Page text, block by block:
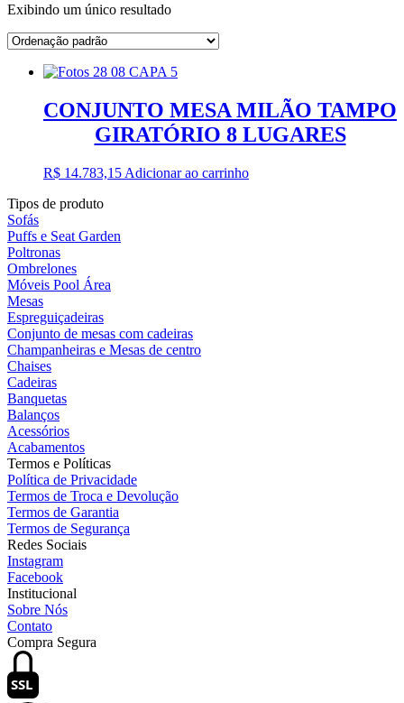
Exibindo um único resultado
CONJUNTO MESA MILÃO TAMPO
GIRATÓRIO 8 LUGARES
R$ 14.783,15 Adicionar ao carrinho
Tipos de produto
Sofás
Puffs e Seat Garden
Poltronas
Ombrelones
Móveis Pool Área
Mesas
Espreguiçadeiras
Conjunto de mesas com cadeiras
Champanheiras e Mesas de centro
Chaises
Cadeiras
Banquetas
Balanços
Acessórios
Acabamentos
Termos e Políticas
Política de Privacidade
Termos de Troca e Devolução
Termos de Garantia
Termos de Segurança
Redes Sociais
Instagram
Facebook
Institucional
Sobre Nós
Contato
Compra Segura
SSL